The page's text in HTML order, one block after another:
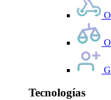
Tecnologías